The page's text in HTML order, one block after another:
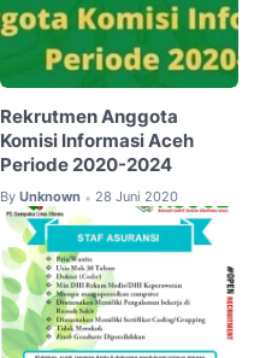
Rekrutmen Anggota
Komisi Informasi Aceh
Periode 2020-2024
By Unknown • 28 Juni 2020